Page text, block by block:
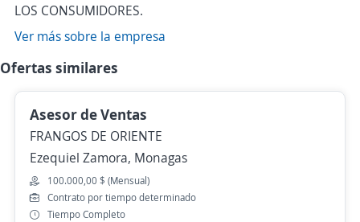
LOS CONSUMIDORES.
Ver más sobre la empresa
Ofertas similares
Asesor de Ventas
FRANGOS DE ORIENTE
Ezequiel Zamora, Monagas
100.000,00 $ (Mensual)
Contrato por tiempo determinado
Tiempo Completo